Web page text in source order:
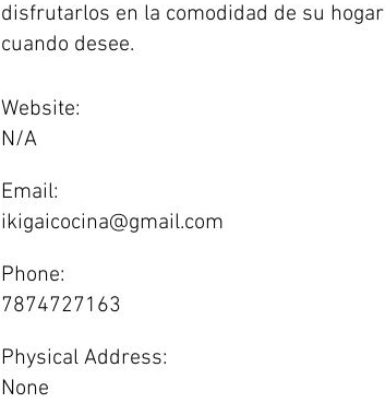
disfrutarlos en la comodidad de su hogar
cuando desee.
Website:
N/A
Email:
ikigaicocina@gmail.com
Phone:
7874727163
Physical Address:
None